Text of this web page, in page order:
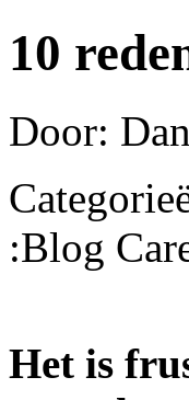
10
Door:
:Blog
Het is